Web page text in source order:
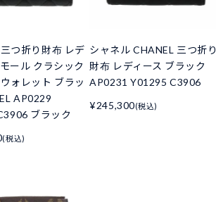
つ折り財布 レデ
ール クラシック
ォレット ブラッ
AP0229
ブラック
(税込)
シャネル CHANEL 三つ折り
財布 レディース ブラック
AP0231 Y01295 C3906
¥245,300(税込)